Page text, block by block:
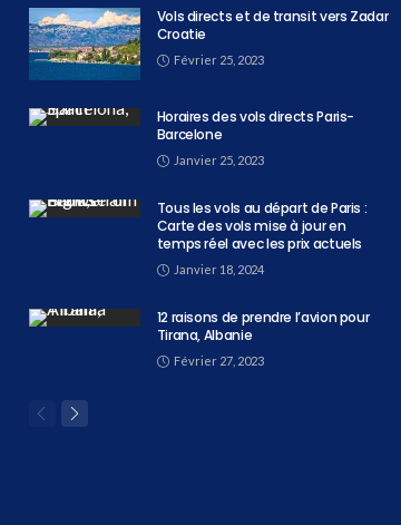
Vols directs et de transit vers Zadar
Croatie
Février 25, 2023
Horaires des vols directs Paris-
Barcelone
Janvier 25, 2023
Tous les vols au départ de Paris :
Carte des vols mise à jour en
temps réel avec les prix actuels
Janvier 18, 2024
12 raisons de prendre l’avion pour
Tirana, Albanie
Février 27, 2023